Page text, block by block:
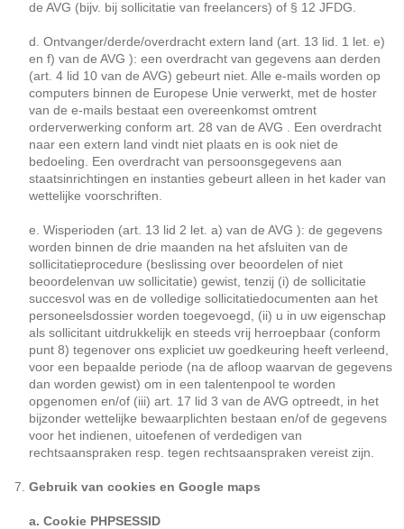
de AVG (bijv. bij sollicitatie van freelancers) of § 12 JFDG.
d. Ontvanger/derde/overdracht extern land (art. 13 lid. 1 let. e)
en f) van de AVG ): een overdracht van gegevens aan derden
(art. 4 lid 10 van de AVG) gebeurt niet. Alle e-mails worden op
computers binnen de Europese Unie verwerkt, met de hoster
van de e-mails bestaat een overeenkomst omtrent
orderverwerking conform art. 28 van de AVG . Een overdracht
naar een extern land vindt niet plaats en is ook niet de
bedoeling. Een overdracht van persoonsgegevens aan
staatsinrichtingen en instanties gebeurt alleen in het kader van
wettelijke voorschriften.
e. Wisperioden (art. 13 lid 2 let. a) van de AVG ): de gegevens
worden binnen de drie maanden na het afsluiten van de
sollicitatieprocedure (beslissing over beoordelen of niet
beoordelenvan uw sollicitatie) gewist, tenzij (i) de sollicitatie
succesvol was en de volledige sollicitatiedocumenten aan het
personeelsdossier worden toegevoegd, (ii) u in uw eigenschap
als sollicitant uitdrukkelijk en steeds vrij herroepbaar (conform
punt 8) tegenover ons expliciet uw goedkeuring heeft verleend,
voor een bepaalde periode (na de afloop waarvan de gegevens
dan worden gewist) om in een talentenpool te worden
opgenomen en/of (iii) art. 17 lid 3 van de AVG optreedt, in het
bijzonder wettelijke bewaarplichten bestaan en/of de gegevens
voor het indienen, uitoefenen of verdedigen van
rechtsaanspraken resp. tegen rechtsaanspraken vereist zijn.
Gebruik van cookies en Google maps
a. Cookie PHPSESSID